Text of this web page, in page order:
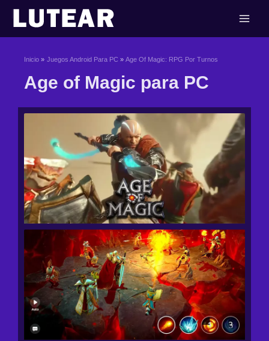
contenido
Inicio Juegos Android Para PC Age Of Magic: RPG Por Turnos
Age of Magic para PC